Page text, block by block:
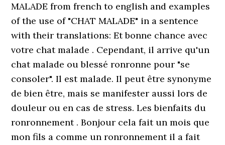
MALADE from french to english and examples
of the use of "CHAT MALADE" in a sentence
with their translations: Et bonne chance avec
votre chat malade . Cependant, il arrive qu'un
chat malade ou blessé ronronne pour "se
consoler". Il est malade. Il peut être synonyme
de bien être, mais se manifester aussi lors de
douleur ou en cas de stress. Les bienfaits du
ronronnement . Bonjour cela fait un mois que
mon fils a comme un ronronnement il a fait